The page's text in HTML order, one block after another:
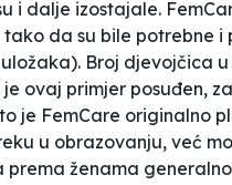
i dalje izostajale.
da su bile potrebne i
Broj djevojčica u
je ovaj primjer posuđen,
je FemCare originalno
u obrazovanju, već
ženama